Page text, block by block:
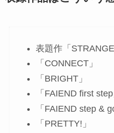
表題作「STRANGE
「CONNECT」
「BRIGHT」
「FAIEND first step
「FAIEND step &
「PRETTY!」